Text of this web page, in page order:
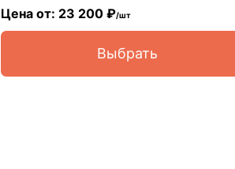
Цена от: 23 200 ₽/шт
Выбрать